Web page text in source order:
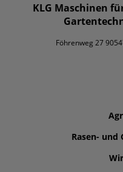
KLG Maschinen
Föhrenweg 27
Rasen- und